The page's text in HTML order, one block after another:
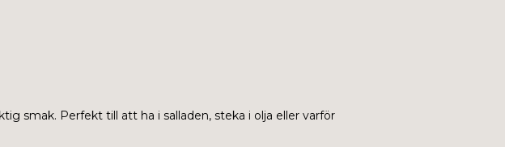
smak. Perfekt till att ha i salladen, steka i olja eller varför